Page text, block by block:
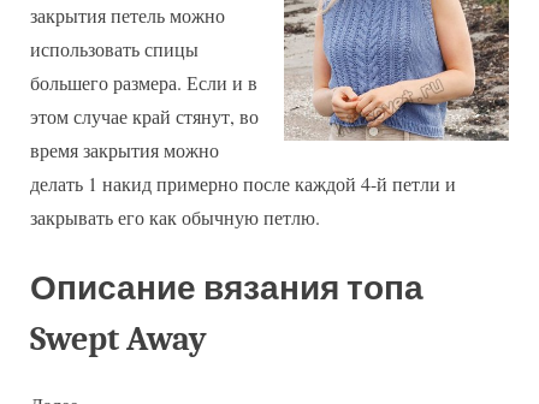
закрытия петель можно
использовать спицы
большего размера. Если и в
этом случае край стянут, во
время закрытия можно
делать 1 накид примерно после каждой 4-й петли и
закрывать его как обычную петлю.
Описание вязания топа
Swept Away